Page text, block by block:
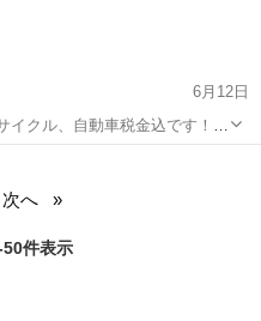
6月12日
クル、自動車税金込です！
、調べれば分かることやくだ
次へ
件表示